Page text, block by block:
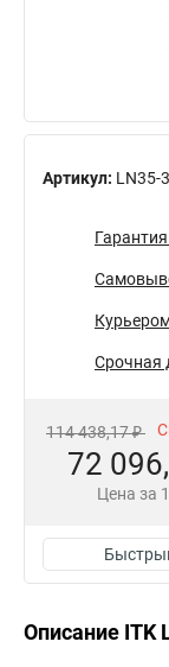
Артикул: LN35-
Срочная
114 438,17 ₽
72
Цена за
Описание ITK